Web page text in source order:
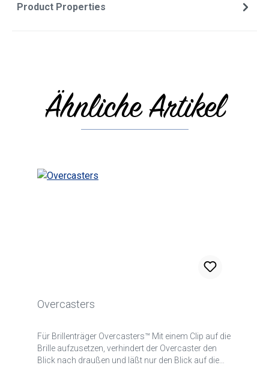
Product Properties
Skip product gallery
Ähnliche Artikel
Overcasters
Für Brillenträger Overcasters™ Mit einem Clip auf die
Brille aufzusetzen, verhindert der Overcaster den
Blick nach draußen und läßt nur den Blick auf die